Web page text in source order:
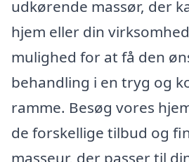
udkørende massør, der
hjem eller din
mulighed for at få den
behandling i en tryg og
ramme. Besøg vores
de forskellige tilbud og
masseur, der passer til